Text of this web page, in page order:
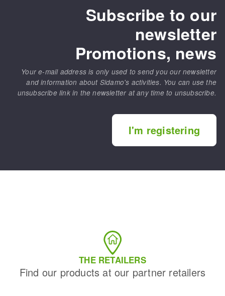
Subscribe to our
newsletter
Promotions, news
Your e-mail address is only used to send you our newsletter
and information about Sidamo's activities. You can use the
unsubscribe link in the newsletter at any time to unsubscribe.
I'm registering
THE RETAILERS
Find our products at our partner retailers